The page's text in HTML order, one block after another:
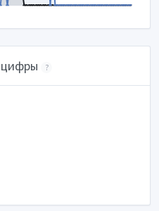
?